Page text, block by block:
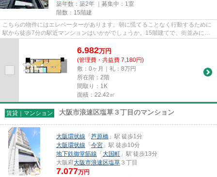
築年数：築2年 ｜募集中： 1室
階数：15階建
こちらの物件にはエレベーターがあります。朝に慌てることなく行動するために
駅から徒歩7分の駅近マンションはいかがでしょうか。15階建てで、街並みに溶
6.982万円
(管理費・共益費 7,180円)
敷：0ヶ月｜礼：8万円
所在階：2階
間取り：1K
面積：22.42㎡
賃貸｜マンション 大阪市浪速区塩草３丁目のマンション
大阪環状線 「 芦原橋 」駅 徒歩1分
大阪環状線 「 今宮 」駅 徒歩10分
地下鉄御堂筋線 「 大国町 」駅 徒歩13分
大阪府大阪市浪速区塩草 ３丁目
7.077万円